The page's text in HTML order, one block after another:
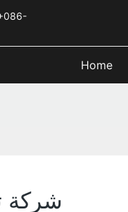
Home
شركة